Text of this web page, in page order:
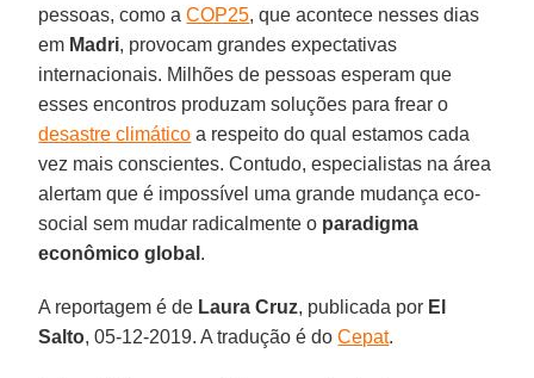
pessoas, como aCOP25, que acontece nesses dias
em Madri, provocam grandes expectativas
internacionais. Milhões de pessoas esperam que
esses encontros produzam soluções para frear o
desastre climático a respeito do qual estamos cada
vez mais conscientes. Contudo, especialistas na área
alertam que é impossível uma grande mudança eco-
social sem mudar radicalmente o paradigma
econômico global .
A reportagem é de Laura Cruz, publicada por El
Salto, 05-12-2019. A tradução é doCepat.